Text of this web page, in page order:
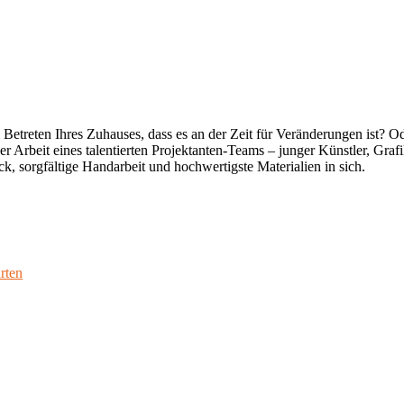
Ihres Zuhauses, dass es an der Zeit für Veränderungen ist?
Arbeit eines talentierten Projektanten-Teams – junger Künstler,
sorgfältige Handarbeit und hochwertigste Materialien in sich.